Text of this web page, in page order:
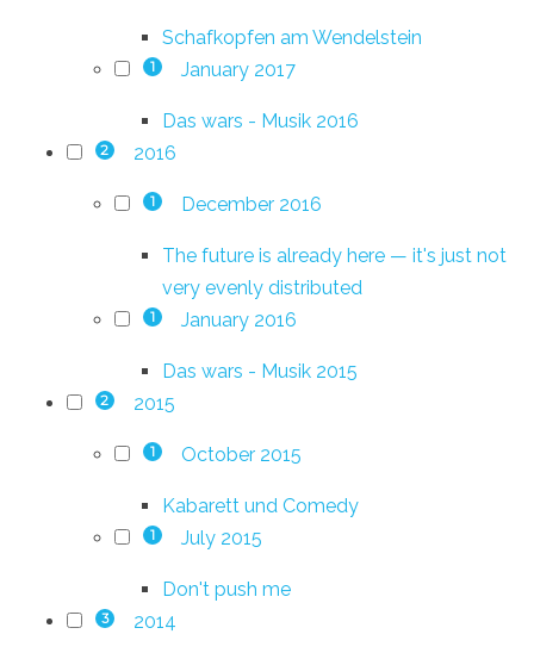
Schafkopfen am Wendelstein
1 January 2017
Das wars - Musik 2016
2 2016
1 December 2016
The future is already here — it's just not
very evenly distributed
1 January 2016
Das wars - Musik 2015
2 2015
1 October 2015
Kabarett und Comedy
1 July 2015
Don't push me
3 2014